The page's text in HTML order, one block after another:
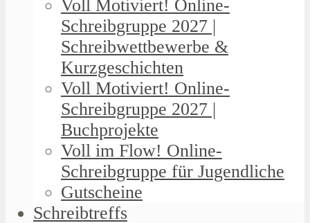
Voll Motiviert! Online-
Schreibgruppe 2027 |
Schreibwettbewerbe &
Kurzgeschichten
Voll Motiviert! Online-
Schreibgruppe 2027 |
Buchprojekte
Voll im Flow! Online-
Schreibgruppe für Jugendliche
Gutscheine
Schreibtreffs